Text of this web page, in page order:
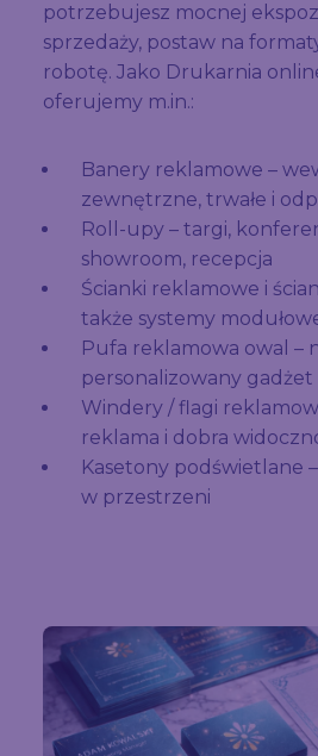
potrzebujesz mocnej
sprzedaży, postaw na
robotę. Jako Drukarnia
oferujemy m.in.:
Banery reklamowe –
zewnętrzne, trwałe i
Roll-upy – targi,
showroom, recepcja
Ścianki reklamowe i
także systemy
Pufa reklamowa owal –
personalizowany
Windery / flagi
reklama i dobra
Kasetony podświetlane
w przestrzeni